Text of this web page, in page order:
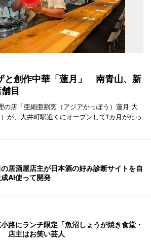
と創作中華「蓮月」 南青山、新
目
の店「亜細亜割烹（アジアかっぽう）蓮月 大
が、大井町駅近くにオープンして1カ月がたっ
居酒屋店主が日本酒の好み診断サイトを自
AI使って開発
路にランチ限定「魚沼しょうが焼き食堂・
店主はお笑い芸人